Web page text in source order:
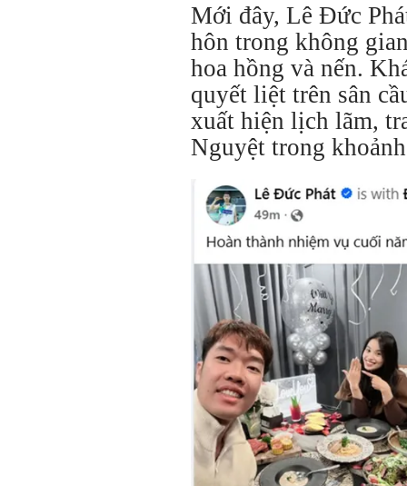
Mới đây, Lê Đức
hôn trong không
hoa hồng và nến.
quyết liệt trên sân
xuất hiện lịch lãm,
Nguyệt trong